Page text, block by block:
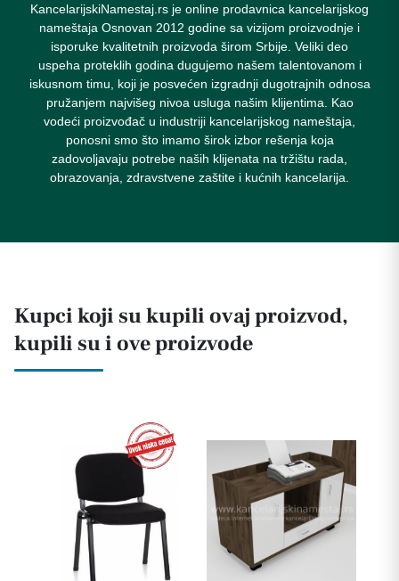
KancelarijskiNamestaj.rs je online prodavnica kancelarijskog
nameštaja Osnovan 2012 godine sa vizijom proizvodnje i
isporuke kvalitetnih proizvoda širom Srbije. Veliki deo
uspeha proteklih godina dugujemo našem talentovanom i
iskusnom timu, koji je posvećen izgradnji dugotrajnih odnosa
pružanjem najvišeg nivoa usluga našim klijentima. Kao
vodeći proizvođač u industriji kancelarijskog nameštaja,
ponosni smo što imamo širok izbor rešenja koja
zadovoljavaju potrebe naših klijenata na tržištu rada,
obrazovanja, zdravstvene zaštite i kućnih kancelarija.
Kupci koji su kupili ovaj proizvod,
kupili su i ove proizvode